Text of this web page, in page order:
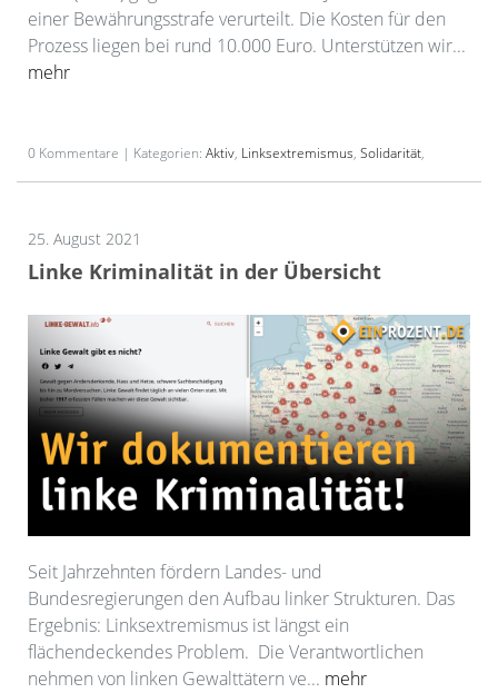
einer Bewährungsstrafe verurteilt. Die Kosten für den
Prozess liegen bei rund 10.000 Euro. Unterstützen wir...
mehr
0 Kommentare | Kategorien: Aktiv, Linksextremismus, Solidarität,
25. August 2021
Linke Kriminalität in der Übersicht
Seit Jahrzehnten fördern Landes- und
Bundesregierungen den Aufbau linker Strukturen. Das
Ergebnis: Linksextremismus ist längst ein
flächendeckendes Problem. Die Verantwortlichen
nehmen von linken Gewalttätern ve... mehr